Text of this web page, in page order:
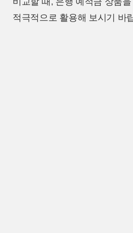
적극적으로 활용해 보시기 바